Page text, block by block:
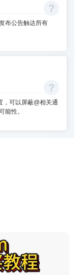
布公告触达所有
，可以屏蔽@相关通
能性。